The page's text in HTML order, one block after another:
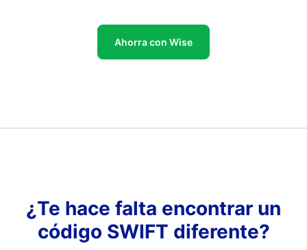
Ahorra con Wise
¿Te hace falta encontrar un
código SWIFT diferente?